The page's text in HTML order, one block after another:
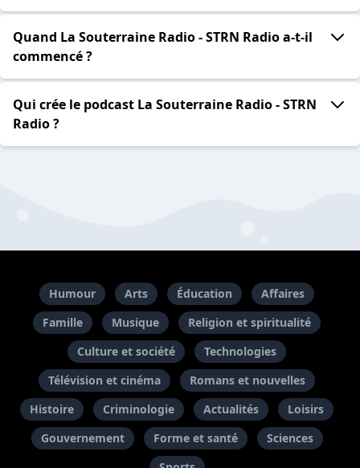
Quand La Souterraine Radio - STRN Radio a-t-il
commencé ?
Qui crée le podcast La Souterraine Radio - STRN
Radio ?
Humour Arts Éducation
Affaires
Famille
Musique
Religion et spiritualité
Culture et société
Technologies
Télévision et cinéma
Romans et nouvelles
Histoire
Criminologie Actualités
Loisirs
Gouvernement
Forme et santé
Sciences